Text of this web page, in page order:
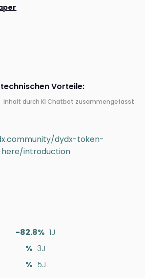
Vorteile:
Inhalt durch KI Chatbot zusammengefasst
dydx-token-
introduction
-82.8% 1J
% 3J
% 5J